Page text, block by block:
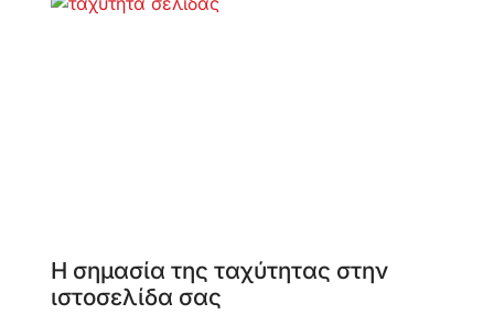
Η σημασία της ταχύτητας στην
ιστοσελίδα σας